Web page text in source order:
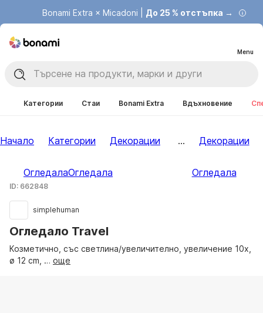
Bonami Extra × Micadoni | До 25 % отстъпка →
Menu
Категории Стаи Bonami Extra Вдъхновение
Начало Категории Декорации
ОгледалаОгледала
... Декорации
Огледала
ID: 662848
simplehuman
Огледало Travel
Козметично, със светлина/увеличително, увеличение 10x,
ø 12 cm , … още